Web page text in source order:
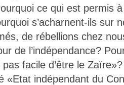
ce qui est permis
s’acharnent-ils sur
de rébellions chez
de l’indépendance?
facile d’être le
«Etat indépendant du